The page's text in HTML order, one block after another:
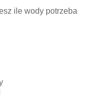
ile wody potrzeba